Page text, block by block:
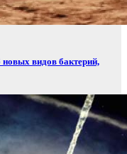
видов бактерий,